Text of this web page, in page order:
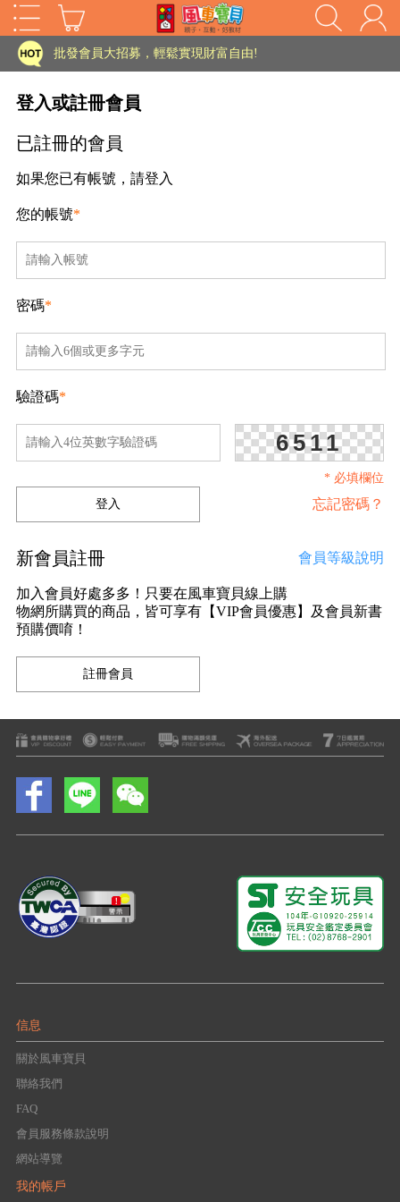
家長樂了!「風車書版集團暨FOOD超人企業總部」目前正興建中!
批發會員大招募，輕鬆實現財富自由!
登入或註冊會員
已註冊的會員
如果您已有帳號，請登入
您的帳號*
密碼*
驗證碼*
6511
* 必填欄位
忘記密碼？
新會員註冊 會員等級說明
加入會員好處多多！只要在風車寶貝線上購
物網所購買的商品，皆可享有【VIP會員優惠】及會員新書
預購價唷！
信息
關於風車寶貝
聯絡我們
FAQ
會員服務條款說明
網站導覽
我的帳戶